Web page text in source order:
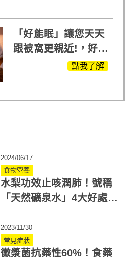
「好能眠」讓您天天
跟被窩更親近!，好能
生醫X陳亞蘭推薦!
點我了解
2024/06/17
食物營養
水梨功效止咳潤肺！號稱
「天然礦泉水」4大好處！
2023/11/30
常見症狀
黴漿菌抗藥性60%！食藥